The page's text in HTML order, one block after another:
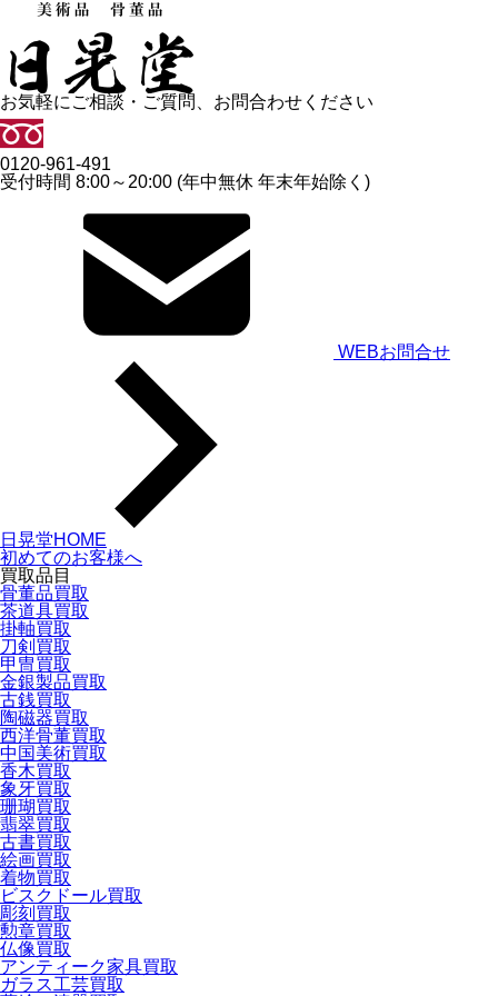
お気軽にご相談・ご質問、お問合わせください
0120-961-491
受付時間 8:00～20:00 (年中無休 年末年始除く)
WEBお問合せ
日晃堂HOME
初めてのお客様へ
買取品目
骨董品買取
茶道具買取
掛軸買取
刀剣買取
甲冑買取
金銀製品買取
古銭買取
陶磁器買取
西洋骨董買取
中国美術買取
香木買取
象牙買取
珊瑚買取
翡翠買取
古書買取
絵画買取
着物買取
ビスクドール買取
彫刻買取
勲章買取
仏像買取
アンティーク家具買取
ガラス工芸買取